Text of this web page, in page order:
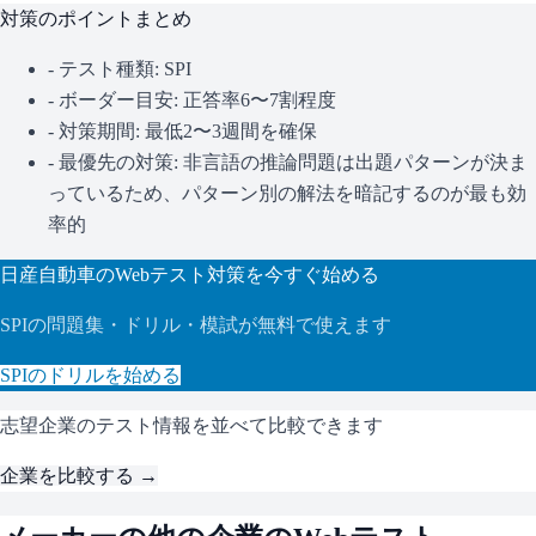
対策のポイントまとめ
- テスト種類: SPI
- ボーダー目安: 正答率6〜7割程度
- 対策期間: 最低2〜3週間を確保
- 最優先の対策: 非言語の推論問題は出題パターンが決ま
っているため、パターン別の解法を暗記するのが最も効
率的
日産自動車のWebテスト対策を今すぐ始める
SPIの問題集・ドリル・模試が無料で使えます
SPIのドリルを始める
志望企業のテスト情報を並べて比較できます
企業を比較する →